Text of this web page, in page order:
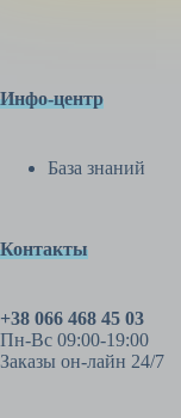
Инфо-центр
База знаний
Контакты
+38 066 468 45 03
Пн-Вс 09:00-19:00
Заказы он-лайн 24/7